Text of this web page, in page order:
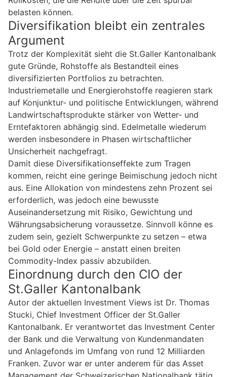
belasten können.
Diversifikation bleibt ein zentrales
Argument
Trotz der Komplexität sieht die St.Galler Kantonalbank
gute Gründe, Rohstoffe als Bestandteil eines
diversifizierten Portfolios zu betrachten.
Industriemetalle und Energierohstoffe reagieren stark
auf Konjunktur- und politische Entwicklungen, während
Landwirtschaftsprodukte stärker von Wetter- und
Erntefaktoren abhängig sind. Edelmetalle wiederum
werden insbesondere in Phasen wirtschaftlicher
Unsicherheit nachgefragt.
Damit diese Diversifikationseffekte zum Tragen
kommen, reicht eine geringe Beimischung jedoch nicht
aus. Eine Allokation von mindestens zehn Prozent sei
erforderlich, was jedoch eine bewusste
Auseinandersetzung mit Risiko, Gewichtung und
Währungsabsicherung voraussetze. Sinnvoll könne es
zudem sein, gezielt Schwerpunkte zu setzen – etwa
bei Gold oder Energie – anstatt einen breiten
Commodity-Index passiv abzubilden.
Einordnung durch den CIO der
St.Galler Kantonalbank
Autor der aktuellen Investment Views ist Dr. Thomas
Stucki, Chief Investment Officer der St.Galler
Kantonalbank. Er verantwortet das Investment Center
der Bank und die Verwaltung von Kundenmandaten
und Anlagefonds im Umfang von rund 12 Milliarden
Franken. Zuvor war er unter anderem für das Asset